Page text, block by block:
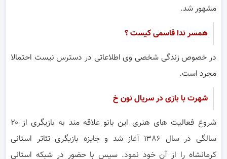
مشهور شد.
همسر ندا قاسمی کیست ؟
در خصوص زندگی شخصی وی اطلاعاتی در دسترس نیست احتمالا
مجرد است.
شهرت با بازی در سریال نون خ
شروع فعالیت های هنری این بانو علاقه مند به بازیگری از ۲۰
سالگی در سال ۱۳۸۶ آغاز شد و جایزه بازیگری تئاتر استانی
کرمانشاه را از آن خود نمود. سپس با حضور در شبکه استانی